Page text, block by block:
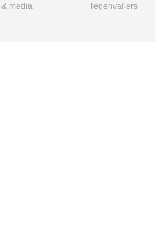
media
Tegenvallers